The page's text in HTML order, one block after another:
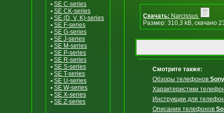
• SE C-series
• SE CK-series
• SE (D, V, K)-series
• SE F-series
• SE G-series
• SE J-series
• SE M-series
• SE P-series
• SE R-series
• SE S-series
• SE T-series
• SE U-series
• SE W-series
• SE X-series
• SE Z-series
Скачать: Narcissus
Размер: 310,3 kB, скачано
Смотрите также:
Обзоры телефонов
Характеристики
Инструкции для
Описания телефонов